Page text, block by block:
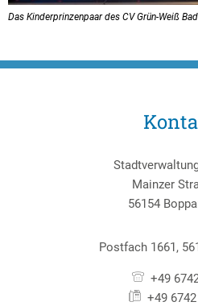
Das Kinderprinzenpaar des CV Grün-Weiß
Mainzer
56154
Postfach 1661,
+49
+49